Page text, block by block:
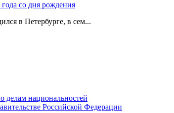
со дня рождения
в Петербурге, в сем...
делам национальностей
Российской Федерации